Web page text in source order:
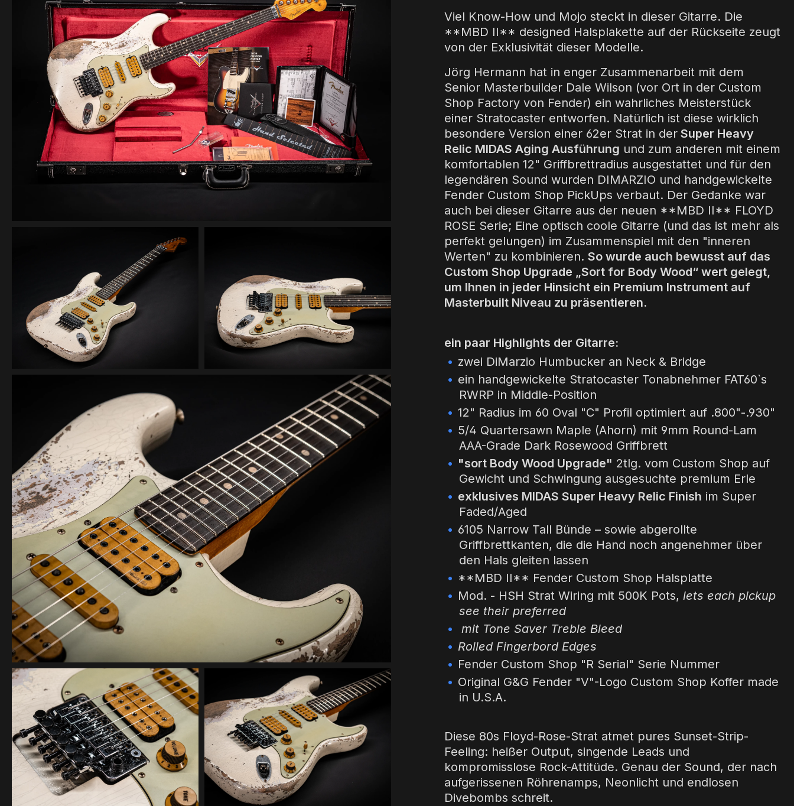
Viel Know-How und Mojo steckt in dieser Gitarre. Die
**MBD II** designed Halsplakette auf der Rückseite zeugt
von der Exklusivität dieser Modelle.
Jörg Hermann hat in enger Zusammenarbeit mit dem
Senior Masterbuilder Dale Wilson (vor Ort in der Custom
Shop Factory von Fender) ein wahrliches Meisterstück
einer Stratocaster entworfen. Natürlich ist diese wirklich
besondere Version einer 62er Strat in der Super Heavy
Relic MIDAS Aging Ausführung und zum anderen mit einem
komfortablen 12" Griffbrettradius ausgestattet und für den
legendären Sound wurden DIMARZIO und handgewickelte
Fender Custom Shop PickUps verbaut. Der Gedanke war
auch bei dieser Gitarre aus der neuen **MBD II** FLOYD
ROSE Serie; Eine optisch coole Gitarre (und das ist mehr als
perfekt gelungen) im Zusammenspiel mit den "inneren
Werten" zu kombinieren. So wurde auch bewusst auf das
Custom Shop Upgrade „Sort for Body Wood“ wert gelegt,
um Ihnen in jeder Hinsicht ein Premium Instrument auf
Masterbuilt Niveau zu präsentieren.
ein paar Highlights der Gitarre:
zwei DiMarzio Humbucker an Neck & Bridge
ein handgewickelte Stratocaster Tonabnehmer FAT60`s
RWRP in Middle-Position
12" Radius im 60 Oval "C" Profil optimiert auf .800"-.930"
5/4 Quartersawn Maple (Ahorn) mit 9mm Round-Lam
AAA-Grade Dark Rosewood Griffbrett
"sort Body Wood Upgrade" 2tlg. vom Custom Shop auf
Gewicht und Schwingung ausgesuchte premium Erle
exklusives MIDAS Super Heavy Relic Finish im Super
Faded/Aged
6105 Narrow Tall Bünde – sowie abgerollte
Griffbrettkanten, die die Hand noch angenehmer über
den Hals gleiten lassen
**MBD II** Fender Custom Shop Halsplatte
Mod. - HSH Strat Wiring mit 500K Pots, lets each pickup
see their preferred
mit Tone Saver Treble Bleed
Rolled Fingerbord Edges
Fender Custom Shop "R Serial" Serie Nummer
Original G&G Fender "V"-Logo Custom Shop Koffer made
in U.S.A.
Diese 80s Floyd-Rose-Strat atmet pures Sunset-Strip-
Feeling: heißer Output, singende Leads und
kompromisslose Rock-Attitüde. Genau der Sound, der nach
aufgerissenen Röhrenamps, Neonlicht und endlosen
Divebombs schreit.